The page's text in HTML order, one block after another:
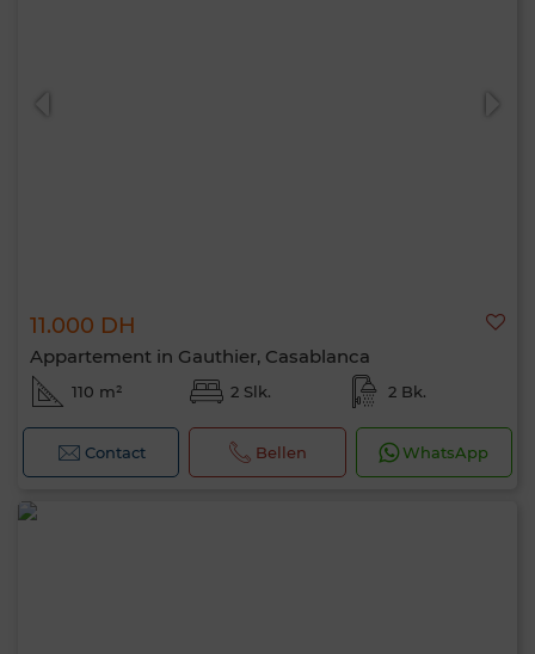
11.000 DH
Appartement in Gauthier, Casablanca
110 m² 2 Slk. 2 Bk.
Contact Bellen WhatsApp